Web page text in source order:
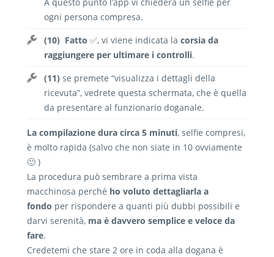
A questo punto l’app vi chiederà un selfie per
ogni persona compresa.
(10) Fatto ✅, vi viene indicata la corsia da
raggiungere per ultimare i controlli.
(11) se premete “visualizza i dettagli della
ricevuta”, vedrete questa schermata, che è quella
da presentare al funzionario doganale.
La compilazione dura circa 5 minuti, selfie compresi,
è molto rapida (salvo che non siate in 10 ovviamente
🙂 )
La procedura può sembrare a prima vista
macchinosa perché ho voluto dettagliarla a
fondo per rispondere a quanti più dubbi possibili e
darvi serenità, ma è davvero semplice e veloce da
fare.
Credetemi che stare 2 ore in coda alla dogana è